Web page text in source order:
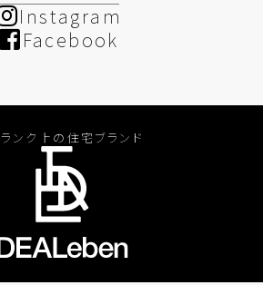
Instagram
Facebook
ンク上の住宅ブランド